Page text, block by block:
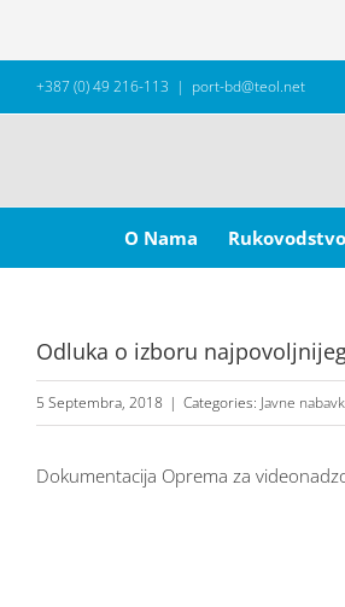
+387 (0) 49 216-113 | port-bd@teol.net
for:
O Nama
Rukovodstvo
Odluka o izboru
5 Septembra, 2018 | Categories: Javne
Dokumentacija Oprema za